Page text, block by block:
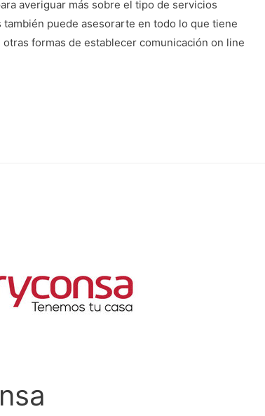
averiguar más sobre el tipo de servicios
puede asesorarte en todo lo que tiene
formas de establecer comunicación on line